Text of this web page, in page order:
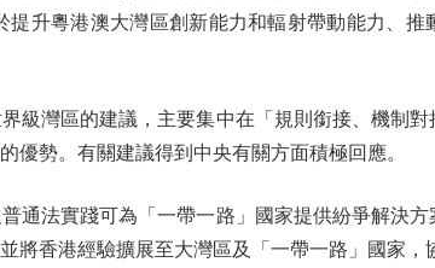
升粵港澳大灣區創新能力和輻射帶動能力、推
灣區的建議，主要集中在「規則銜接、機制對
優勢。有關建議得到中央有關方面積極回應。
法實踐可為「一帶一路」國家提供紛爭解決方
香港經驗擴展至大灣區及「一帶一路」國家，